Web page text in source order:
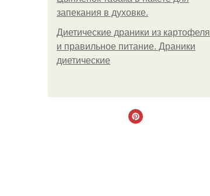
запекания в духовке.
Диетические драники из картофеля
и правильное питание. Драники
диетические